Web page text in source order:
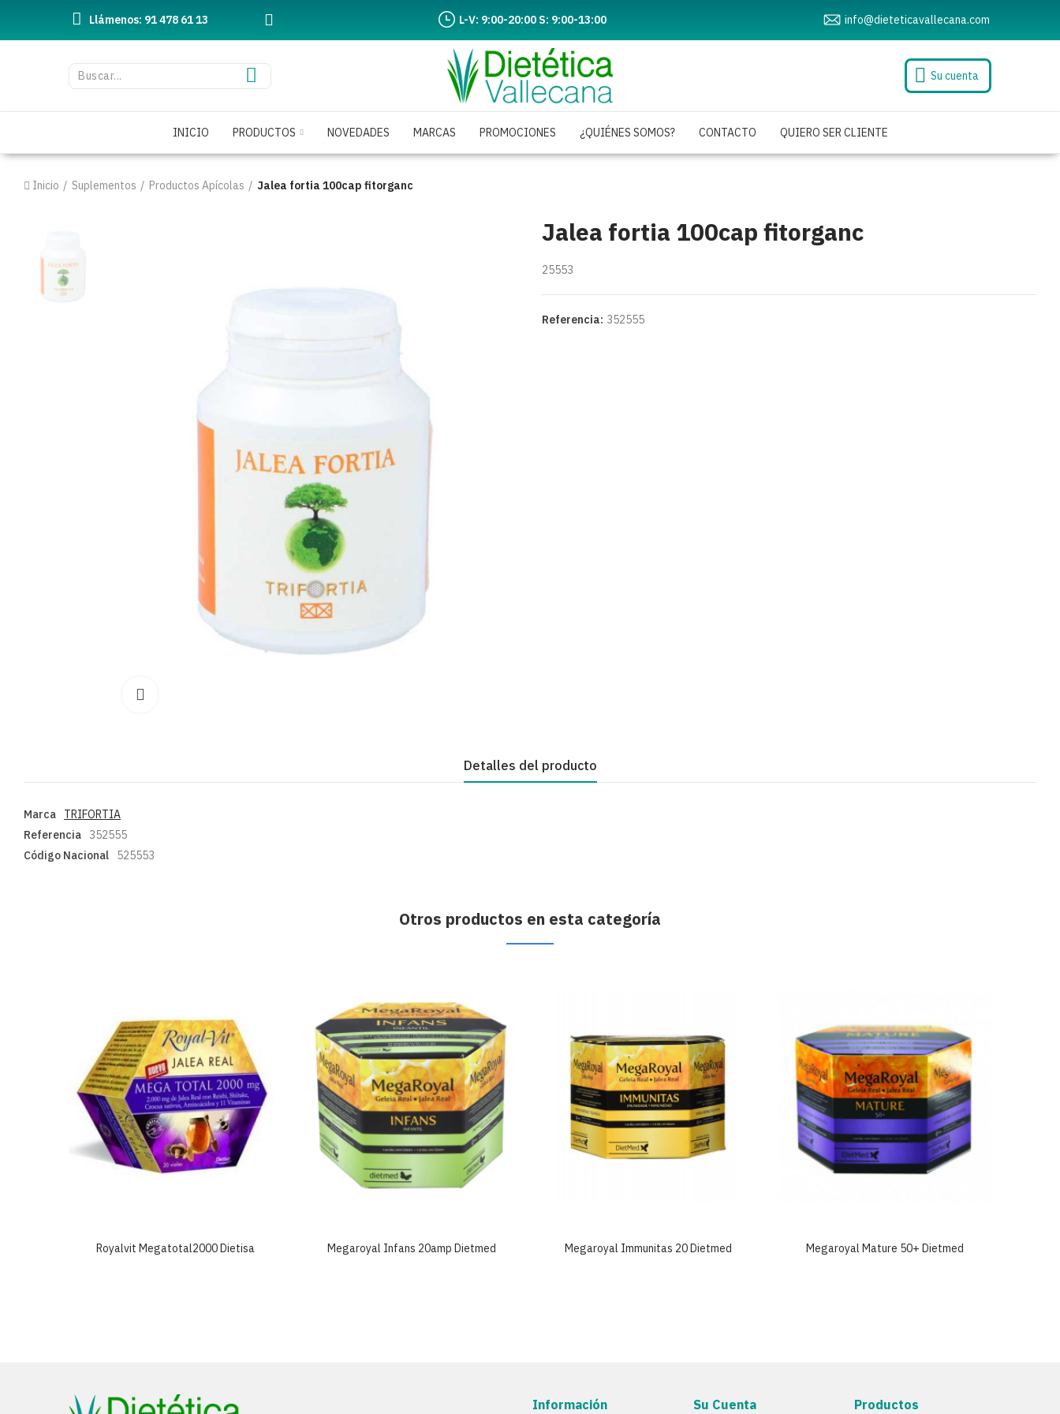
Llámenos: 91 478 61 13 L-V: 9:00-20:00 S: 9:00-13:00 info@dieteticavallecana.com
Su cuenta
INICIO PRODUCTOS NOVEDADES MARCAS PROMOCIONES ¿QUIÉNES SOMOS? CONTACTO QUIERO SER CLIENTE
Inicio Suplementos Productos Apícolas Jalea fortia 100cap fitorganc
Jalea fortia 100cap fitorganc
25553
Referencia: 352555
Detalles del producto
Marca
TRIFORTIA
Referencia
352555
Código Nacional
525553
Otros productos en esta categoría
Royalvit Megatotal2000 Dietisa Megaroyal Infans 20amp Dietmed Megaroyal Immunitas 20 Dietmed Megaroyal Mature 50+ Dietmed
Información Su Cuenta Productos